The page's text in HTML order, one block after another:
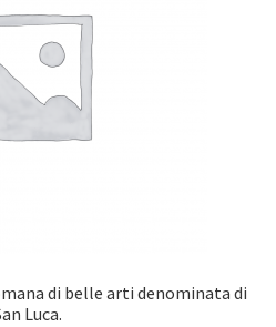
di belle arti denominata di
Luca.